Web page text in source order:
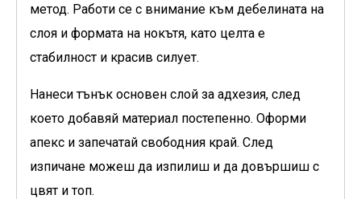
метод. Работи се с внимание към дебелината на
слоя и формата на нокътя, като целта е
стабилност и красив силует.
Нанеси тънък основен слой за адхезия, след
което добавяй материал постепенно. Оформи
апекс и запечатай свободния край. След
изпичане можеш да изпилиш и да довършиш с
цвят и топ.